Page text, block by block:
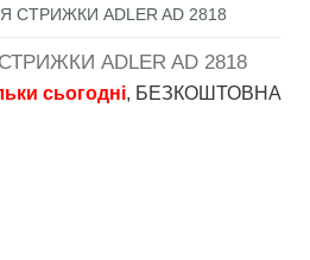
СТРИЖКИ ADLER AD 2818
ADLER AD 2818
сьогодні, БЕЗКОШТОВНА